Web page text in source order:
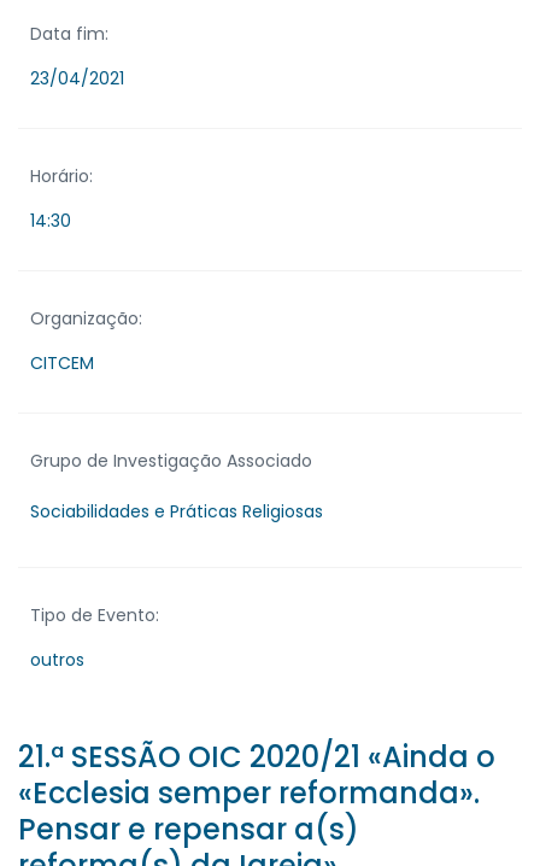
Data fim:
23/04/2021
Horário:
14:30
Organização:
CITCEM
Grupo de Investigação Associado
Sociabilidades e Práticas Religiosas
Tipo de Evento:
outros
21.ª SESSÃO OIC 2020/21 «Ainda o
«Ecclesia semper reformanda».
Pensar e repensar a(s)